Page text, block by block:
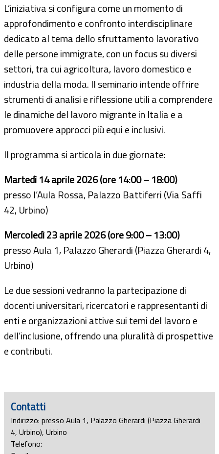
L’iniziativa si configura come un momento di
approfondimento e confronto interdisciplinare
dedicato al tema dello sfruttamento lavorativo
delle persone immigrate, con un focus su diversi
settori, tra cui agricoltura, lavoro domestico e
industria della moda. Il seminario intende offrire
strumenti di analisi e riflessione utili a comprendere
le dinamiche del lavoro migrante in Italia e a
promuovere approcci più equi e inclusivi.
Il programma si articola in due giornate:
Martedì 14 aprile 2026 (ore 14:00 – 18:00)
presso l’Aula Rossa, Palazzo Battiferri (Via Saffi
42, Urbino)
Mercoledì 23 aprile 2026 (ore 9:00 – 13:00)
presso Aula 1, Palazzo Gherardi (Piazza Gherardi 4,
Urbino)
Le due sessioni vedranno la partecipazione di
docenti universitari, ricercatori e rappresentanti di
enti e organizzazioni attive sui temi del lavoro e
dell’inclusione, offrendo una pluralità di prospettive
e contributi.
Contatti
Indirizzo: presso Aula 1, Palazzo Gherardi (Piazza Gherardi
4, Urbino), Urbino
Telefono: